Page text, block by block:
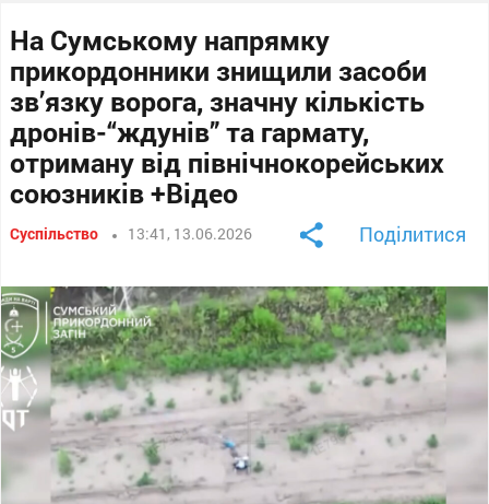
На Сумському напрямку
прикордонники знищили засоби
зв’язку ворога, значну кількість
дронів-“ждунів” та гармату,
отриману від північнокорейських
союзників +Відео
Суспільство 13:41, 13.06.2026 Поділитися